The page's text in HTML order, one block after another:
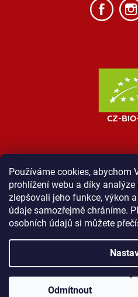
Používáme cookies, abychom
prohlížení webu a díky
zlepšovali jeho funkce, výkon
údaje samozřejmě chráníme.
osobních údajů si můžete
Odmítnout
MOST ProTibet Vše o
Zásady ochrany
Copyright 2026Shop ProTibet